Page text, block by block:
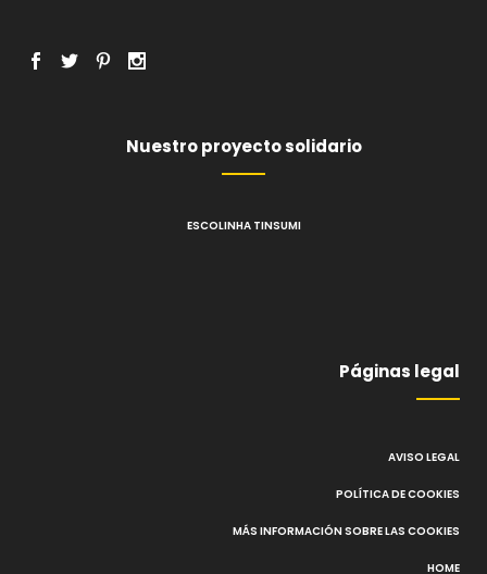
Nuestro proyecto solidario
ESCOLINHA TINSUMI
Páginas legal
AVISO LEGAL
POLÍTICA DE COOKIES
MÁS INFORMACIÓN SOBRE LAS COOKIES
HOME